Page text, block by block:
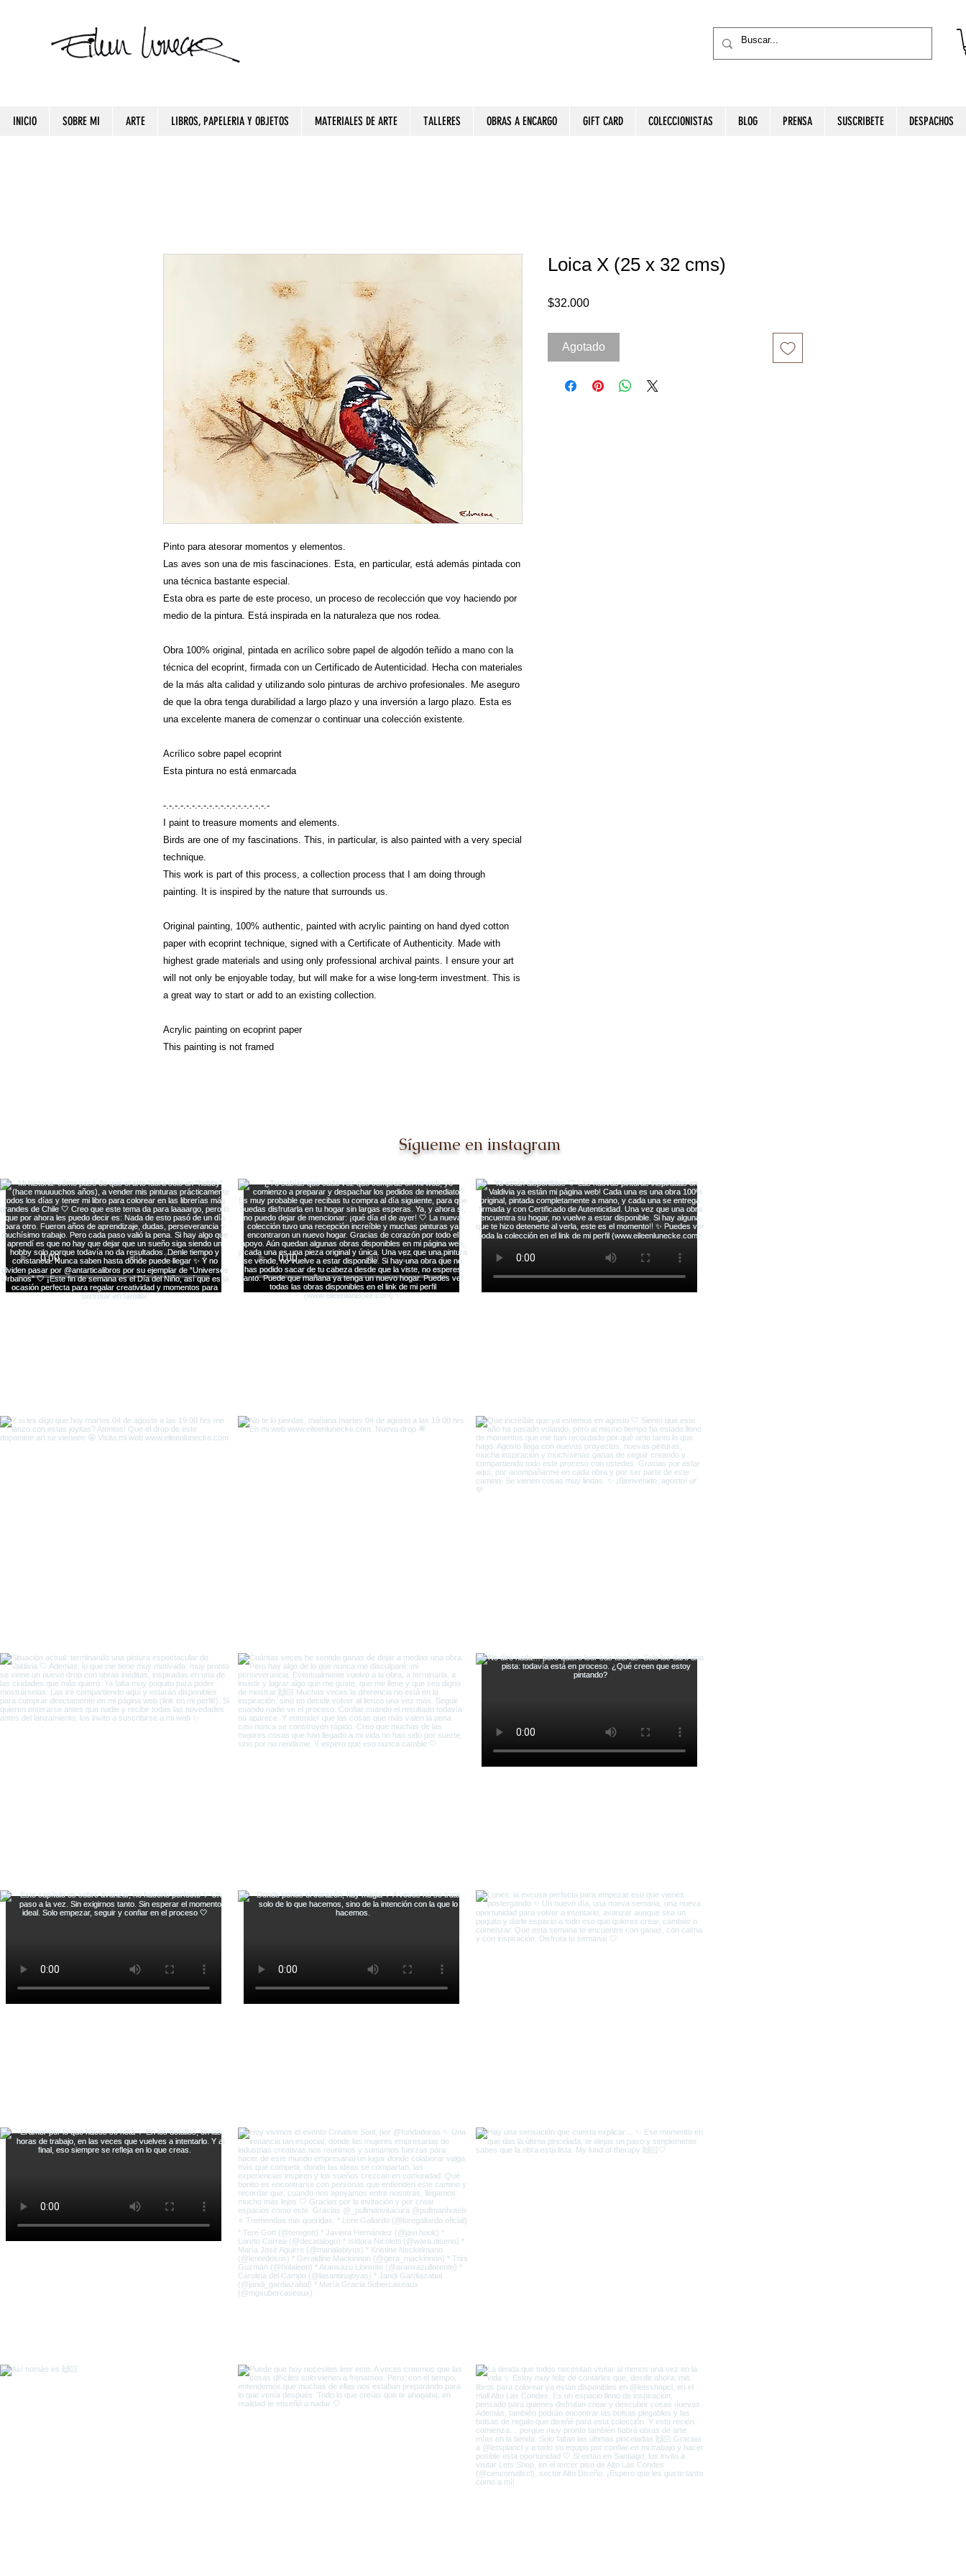
INICIO SOBRE MI ARTE LIBROS, PAPELERIA Y OBJETOS MATERIALES DE ARTE TALLERES OBRAS A ENCARGO GIFT CARD COLECCIONISTAS BLOG PRENSA SUSCRIBETE DESPACHOS
Pinto para atesorar momentos y elementos.
Las aves son una de mis fascinaciones. Esta, en particular, está además pintada con
una técnica bastante especial.
Esta obra es parte de este proceso, un proceso de recolección que voy haciendo por
medio de la pintura. Está inspirada en la naturaleza que nos rodea.
Obra 100% original, pintada en acrílico sobre papel de algodón teñido a mano con la
técnica del ecoprint, firmada con un Certificado de Autenticidad. Hecha con materiales
de la más alta calidad y utilizando solo pinturas de archivo profesionales. Me aseguro
de que la obra tenga durabilidad a largo plazo y una inversión a largo plazo. Esta es
una excelente manera de comenzar o continuar una colección existente.
Acrílico sobre papel ecoprint
Esta pintura no está enmarcada
-.-.-.-.-.-.-.-.-.-.-.-.-.-.-.-.-.-.-
I paint to treasure moments and elements.
Birds are one of my fascinations. This, in particular, is also painted with a very special
technique.
This work is part of this process, a collection process that I am doing through
painting. It is inspired by the nature that surrounds us.
Original painting, 100% authentic, painted with acrylic painting on hand dyed cotton
paper with ecoprint technique, signed with a Certificate of Authenticity. Made with
highest grade materials and using only professional archival paints. I ensure your art
will not only be enjoyable today, but will make for a wise long-term investment. This is
a great way to start or add to an existing collection.
Acrylic painting on ecoprint paper
This painting is not framed
Loica X (25 x 32 cms)
$32.000Precio
Agotado
Sígueme en instagram